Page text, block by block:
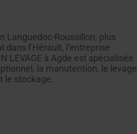
Languedoc-Roussillon, plus
dans l’Hérault, l’entreprise
LEVAGE à Agde est spécialisée
la manutention, le levage
le stockage.